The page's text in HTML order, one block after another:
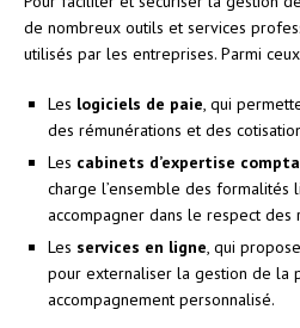
de nombreux outils et services
utilisés par les entreprises. Parmi
Les logiciels de paie, qui
des rémunérations et des
Les cabinets d’expertise
charge l’ensemble des formalités
accompagner dans le respect
Les services en ligne, qui
pour externaliser la gestion de la
accompagnement personnalisé.